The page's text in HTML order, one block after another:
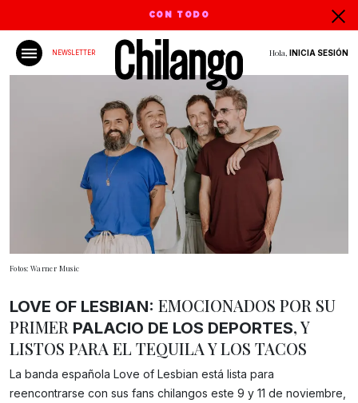
CON TODO
NEWSLETTER Hola, INICIA SESIÓN
Fotos: Warner Music
Gracias!
LOVE OF LESBIAN: EMOCIONADOS POR SU
PRIMER PALACIO DE LOS DEPORTES, Y
LISTOS PARA EL TEQUILA Y LOS TACOS
La banda española Love of Lesbian está lista para
reencontrarse con sus fans chilangos este 9 y 11 de noviembre,